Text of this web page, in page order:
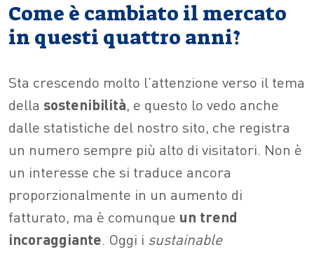
Come è cambiato il mercato
in questi quattro anni?
Sta crescendo molto l’attenzione verso il tema
della sostenibilità, e questo lo vedo anche
dalle statistiche del nostro sito, che registra
un numero sempre più alto di visitatori. Non è
un interesse che si traduce ancora
proporzionalmente in un aumento di
fatturato, ma è comunque un trend
incoraggiante. Oggi i sustainable